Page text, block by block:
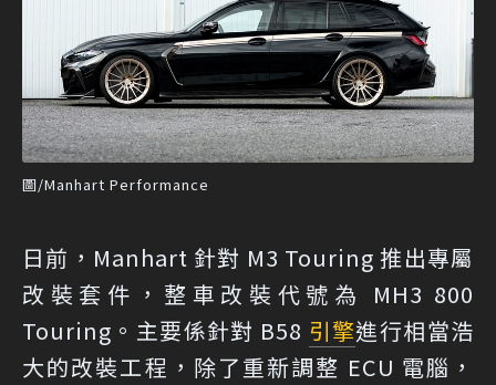
圖/Manhart Performance
日前，Manhart 針對 M3 Touring 推出專屬
改裝套件，整車改裝代號為 MH3 800
Touring。主要係針對 B58 引擎進行相當浩
大的改裝工程，除了重新調整 ECU 電腦，